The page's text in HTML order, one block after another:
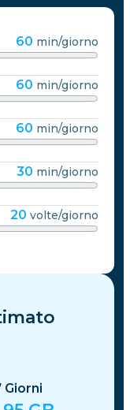
60 min/giorno
60 min/giorno
60 min/giorno
30 min/giorno
20 volte/giorno
Giorni